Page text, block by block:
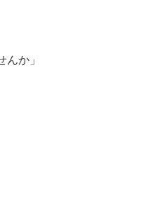
か」